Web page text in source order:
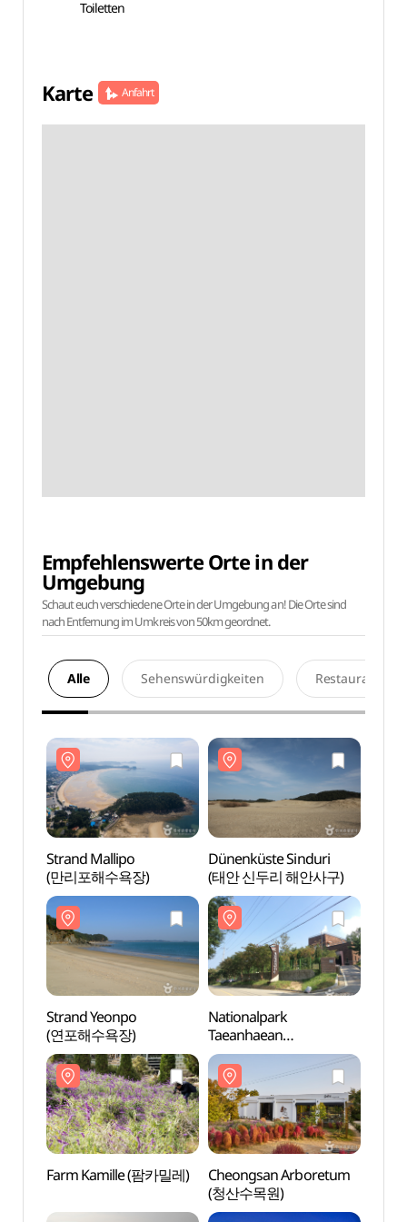
Toiletten
Karte Anfahrt
Empfehlenswerte Orte in der
Umgebung
Schaut euch verschiedene Orte in der Umgebung an! Die Orte sind
nach Entfernung im Umkreis von 50km geordnet.
Alle Sehenswürdigkeiten Restaurants
Strand Mallipo
(만리포해수욕장)
Dünenküste Sinduri
(태안 신두리 해안사구)
Strand Yeonpo
(연포해수욕장)
Nationalpark
Taeanhaean
(태안해안국립공원)
Farm Kamille (팜카밀레)
Cheongsan Arboretum
(청산수목원)